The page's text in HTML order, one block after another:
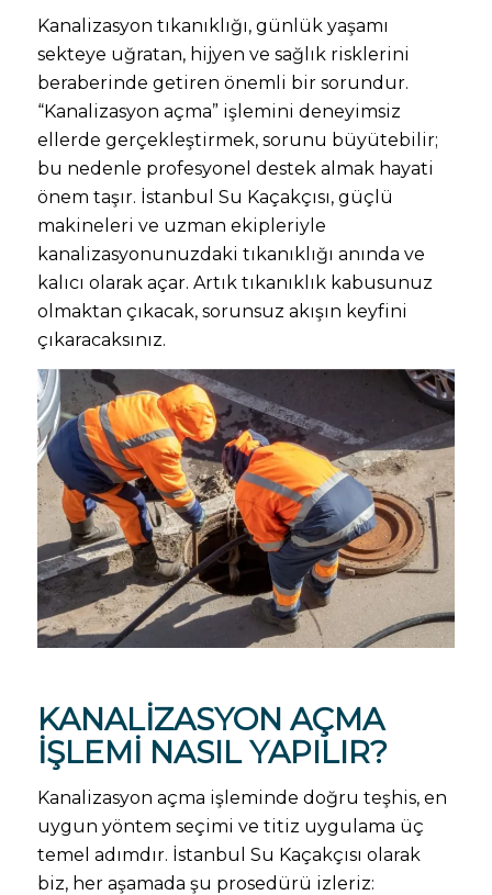
Kanalizasyon tıkanıklığı, günlük yaşamı
sekteye uğratan, hijyen ve sağlık risklerini
beraberinde getiren önemli bir sorundur.
“Kanalizasyon açma” işlemini deneyimsiz
ellerde gerçekleştirmek, sorunu büyütebilir;
bu nedenle profesyonel destek almak hayati
önem taşır. İstanbul Su Kaçakçısı, güçlü
makineleri ve uzman ekipleriyle
kanalizasyonunuzdaki tıkanıklığı anında ve
kalıcı olarak açar. Artık tıkanıklık kabusunuz
olmaktan çıkacak, sorunsuz akışın keyfini
çıkaracaksınız.
KANALIZASYON AÇMA
İŞLEMI NASIL YAPILIR?
Kanalizasyon açma işleminde doğru teşhis, en
uygun yöntem seçimi ve titiz uygulama üç
temel adımdır. İstanbul Su Kaçakçısı olarak
biz, her aşamada şu prosedürü izleriz: